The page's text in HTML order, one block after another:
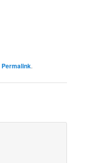
Permalink.